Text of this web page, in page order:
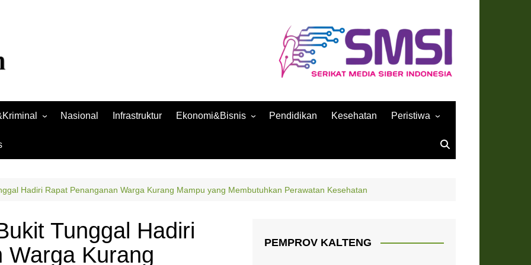
Nasional Infrastruktur Ekonomi&Bisnis
Ekonomi
Pendidikan Kesehatan Peristiwa
Hadiri Rapat Penanganan Warga Kurang Mampu yang Membutuhkan Perawatan Kesehatan
Tunggal Hadiri
Warga Kurang
PEMPROV KALTENG